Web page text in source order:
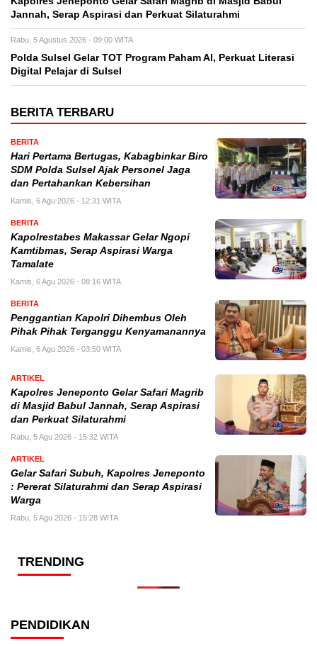
Jannah, Serap Aspirasi dan Perkuat Silaturahmi
Rabu, 5 Agustus 2026 - 09:00 WITA
Polda Sulsel Gelar TOT Program Paham AI, Perkuat Literasi
Digital Pelajar di Sulsel
BERITA TERBARU
BERITA
Hari Pertama Bertugas, Kabagbinkar Biro
SDM Polda Sulsel Ajak Personel Jaga
dan Pertahankan Kebersihan
Kamis, 6 Agu 2026 - 12:31 WITA
BERITA
Kapolrestabes Makassar Gelar Ngopi
Kamtibmas, Serap Aspirasi Warga
Tamalate
Kamis, 6 Agu 2026 - 08:16 WITA
BERITA
Penggantian Kapolri Dihembus Oleh
Pihak Pihak Terganggu Kenyamanannya
Kamis, 6 Agu 2026 - 03:50 WITA
ARTIKEL
Kapolres Jeneponto Gelar Safari Magrib
di Masjid Babul Jannah, Serap Aspirasi
dan Perkuat Silaturahmi
Rabu, 5 Agu 2026 - 15:32 WITA
ARTIKEL
Gelar Safari Subuh, Kapolres Jeneponto
: Pererat Silaturahmi dan Serap Aspirasi
Warga
Rabu, 5 Agu 2026 - 15:28 WITA
TRENDING
PENDIDIKAN